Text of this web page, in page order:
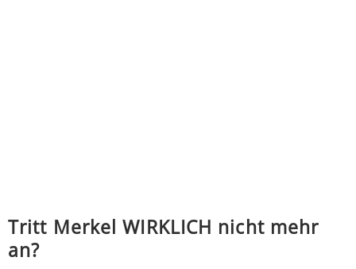
Tritt Merkel WIRKLICH nicht mehr
an?